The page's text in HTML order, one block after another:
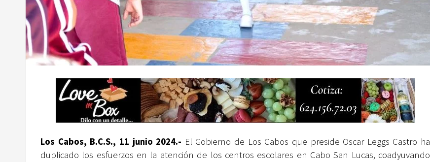
Los Cabos, B.C.S., 11 junio 2024.- El Gobierno de Los Cabos que preside Oscar Leggs Castro ha
duplicado los esfuerzos en la atención de los centros escolares en Cabo San Lucas, coadyuvando